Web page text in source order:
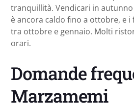
tranquillità. Vendicari in
è ancora caldo fino a ottobre, e
tra ottobre e gennaio. Molti
orari.
Domande
Marzamemi